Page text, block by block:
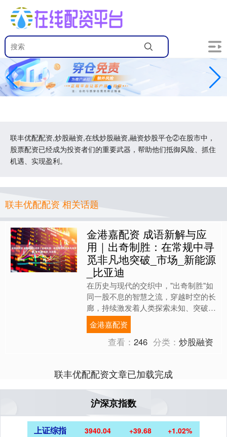
联丰优配配资,炒股融资,在线炒股融资,融资炒股平仓②在股市中，
股票配资已经成为投资者们的重要武器，帮助他们抵御风险、抓住
机遇、实现盈利。
联丰优配配资 相关话题
金港嘉配资 成语新解与应
用｜出奇制胜：在常规中寻
觅非凡地突破_市场_新能源
_比亚迪
在历史与现代的交织中，"出奇制胜"如
同一股不息的智慧之流，穿越时空的长
廊，持续激发着人类探索未知、突破常
规的勇气。这一成语，源自《孙子兵
法》的深邃战略，原指在军....
金港嘉配资
查看：246 分类：炒股融资
联丰优配配资文章已加载完成
沪深京指数
上证综指 3940.04 +39.68 +1.02%